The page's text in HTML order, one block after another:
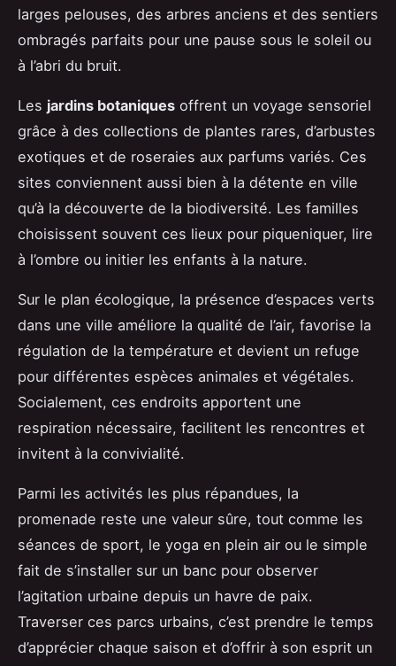
larges pelouses, des arbres anciens et des sentiers
ombragés parfaits pour une pause sous le soleil ou
à l’abri du bruit.
Les jardins botaniques offrent un voyage sensoriel
grâce à des collections de plantes rares, d’arbustes
exotiques et de roseraies aux parfums variés. Ces
sites conviennent aussi bien à la détente en ville
qu’à la découverte de la biodiversité. Les familles
choisissent souvent ces lieux pour piqueniquer, lire
à l’ombre ou initier les enfants à la nature.
Sur le plan écologique, la présence d’espaces verts
dans une ville améliore la qualité de l’air, favorise la
régulation de la température et devient un refuge
pour différentes espèces animales et végétales.
Socialement, ces endroits apportent une
respiration nécessaire, facilitent les rencontres et
invitent à la convivialité.
Parmi les activités les plus répandues, la
promenade reste une valeur sûre, tout comme les
séances de sport, le yoga en plein air ou le simple
fait de s’installer sur un banc pour observer
l’agitation urbaine depuis un havre de paix.
Traverser ces parcs urbains, c’est prendre le temps
d’apprécier chaque saison et d’offrir à son esprit un